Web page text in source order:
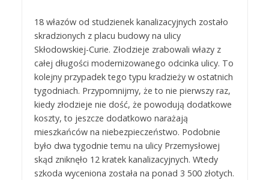
18 włazów od studzienek kanalizacyjnych zostało
skradzionych z placu budowy na ulicy
Skłodowskiej-Curie. Złodzieje zrabowali włazy z
całej długości modernizowanego odcinka ulicy. To
kolejny przypadek tego typu kradzieży w ostatnich
tygodniach. Przypomnijmy, że to nie pierwszy raz,
kiedy złodzieje nie dość, że powodują dodatkowe
koszty, to jeszcze dodatkowo narażają
mieszkańców na niebezpieczeństwo. Podobnie
było dwa tygodnie temu na ulicy Przemysłowej
skąd zniknęło 12 kratek kanalizacyjnych. Wtedy
szkoda wyceniona została na ponad 3 500 złotych.